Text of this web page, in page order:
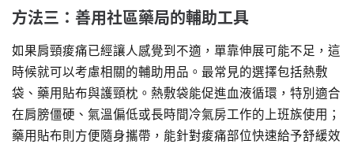
方法三：善用社區藥局的輔助工具
如果肩頸痠痛已經讓人感覺到不適，單靠伸展可能不足，這
時候就可以考慮相關的輔助用品。最常見的選擇包括熱敷
袋、藥用貼布與護頸枕。熱敷袋能促進血液循環，特別適合
在肩膀僵硬、氣溫偏低或長時間冷氣房工作的上班族使用；
藥用貼布則方便隨身攜帶，能針對痠痛部位快速給予舒緩效